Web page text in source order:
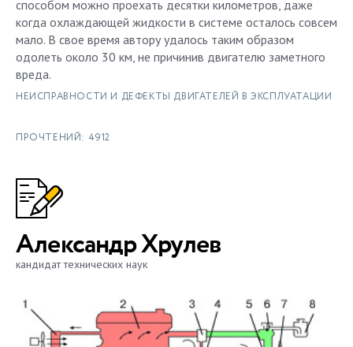
способом можно проехать десятки километров, даже
когда охлаждающей жидкости в системе осталось совсем
мало. В свое время автору удалось таким образом
одолеть около 30 км, не причинив двигателю заметного
вреда.
НЕИСПРАВНОСТИ И ДЕФЕКТЫ ДВИГАТЕЛЕЙ В ЭКСПЛУАТАЦИИ
ПРОЧТЕНИЙ: 4912
Александр Хрулев
кандидат технических наук